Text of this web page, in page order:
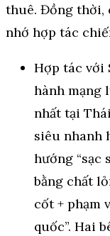
thuê. Đồng thời,
nhớ hợp tác
Hợp tác với
hành mạng
nhất tại
siêu nhanh
hướng “sạc
bằng chất
cốt + phạm
quốc”. Hai